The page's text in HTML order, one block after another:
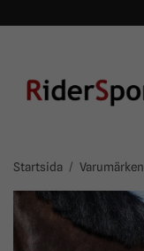
Startsida / Varumärken